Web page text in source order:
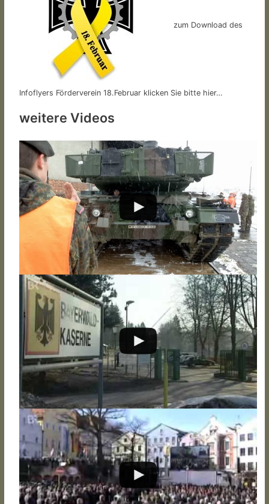
zum Download des
Infoflyers Förderverein 18.Februar klicken Sie bitte hier…
weitere Videos